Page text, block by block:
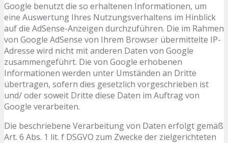
Google benutzt die so erhaltenen Informationen, um
eine Auswertung Ihres Nutzungsverhaltens im Hinblick
auf die AdSense-Anzeigen durchzuführen. Die im Rahmen
von Google AdSense von Ihrem Browser übermittelte IP-
Adresse wird nicht mit anderen Daten von Google
zusammengeführt. Die von Google erhobenen
Informationen werden unter Umständen an Dritte
übertragen, sofern dies gesetzlich vorgeschrieben ist
und/ oder soweit Dritte diese Daten im Auftrag von
Google verarbeiten.
Die beschriebene Verarbeitung von Daten erfolgt gemäß
Art. 6 Abs. 1 lit. f DSGVO zum Zwecke der zielgerichteten